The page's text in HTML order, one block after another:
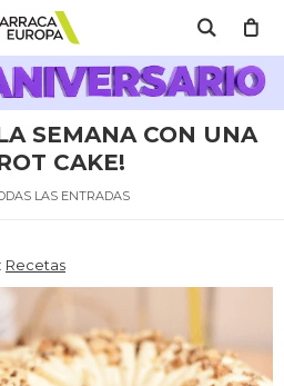
SEMANA CON UNA
CAKE!
LAS ENTRADAS
Recetas
MI CUENTA
Aquí!! Promo Aniversario